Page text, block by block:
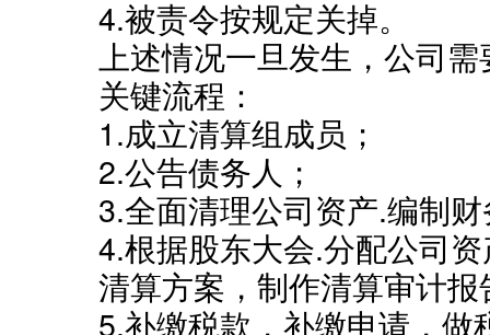
4.被责令按规定关掉。
上述情况一旦发生，公司
关键流程：
1.成立清算组成员；
2.公告债务人；
3.全面清理公司资产.编制
4.根据股东大会.分配公司
清算方案，制作清算审计报
5.补缴税款，补缴申请，做